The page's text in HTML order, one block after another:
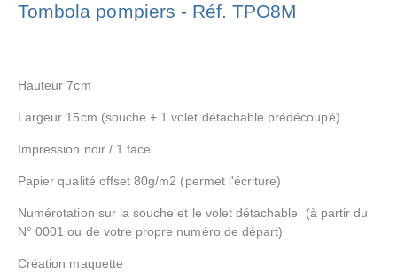
Tombola pompiers - Réf. TPO8M
Hauteur 7cm
Largeur 15cm (souche + 1 volet détachable prédécoupé)
Impression noir / 1 face
Papier qualité offset 80g/m2 (permet l'écriture)
Numérotation sur la souche et le volet détachable (à partir du
N° 0001 ou de votre propre numéro de départ)
Création maquette